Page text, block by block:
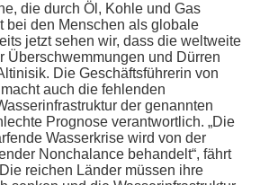
die durch Öl, Kohle und Gas
bei den Menschen als globale
jetzt sehen wir, dass die weltweite
Überschwemmungen und Dürren
Die Geschäftsführerin von
auch die fehlenden
der genannten
Prognose verantwortlich. „Die
Wasserkrise wird von der
Nonchalance behandelt“, fährt
reichen Länder müssen ihre